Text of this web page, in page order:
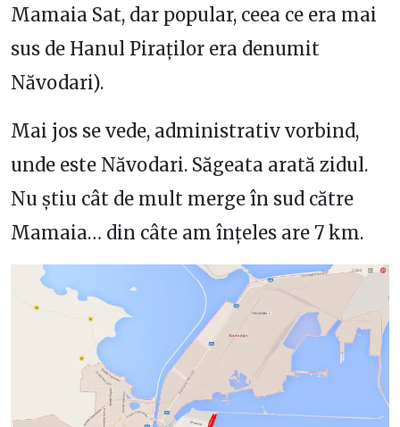
Mamaia Sat, dar popular, ceea ce era mai
sus de Hanul Piraților era denumit
Năvodari).
Mai jos se vede, administrativ vorbind,
unde este Năvodari. Săgeata arată zidul.
Nu știu cât de mult merge în sud către
Mamaia… din câte am înțeles are 7 km.